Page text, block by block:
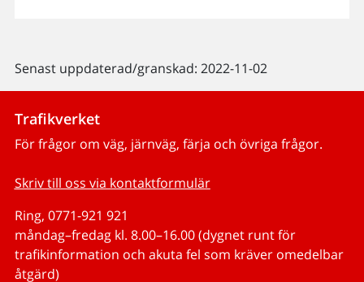
Senast uppdaterad/granskad: 2022-11-02
Trafikverket
För frågor om väg, järnväg, färja och övriga frågor.
Skriv till oss via kontaktformulär
Ring, 0771-921 921
måndag–fredag kl. 8.00–16.00 (dygnet runt för
trafikinformation och akuta fel som kräver omedelbar
åtgärd)